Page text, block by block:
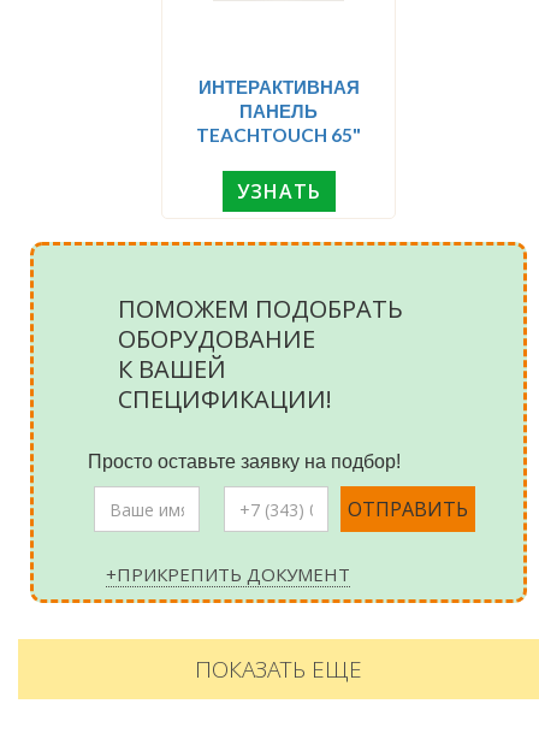
ИНТЕРАКТИВНАЯ
ПАНЕЛЬ
TEACHTOUCH 65"
УЗНАТЬ
ПОМОЖЕМ ПОДОБРАТЬ
ОБОРУДОВАНИЕ
К ВАШЕЙ
СПЕЦИФИКАЦИИ!
Просто оставьте заявку на подбор!
+ПРИКРЕПИТЬ ДОКУМЕНТ
ПОКАЗАТЬ ЕЩЕ